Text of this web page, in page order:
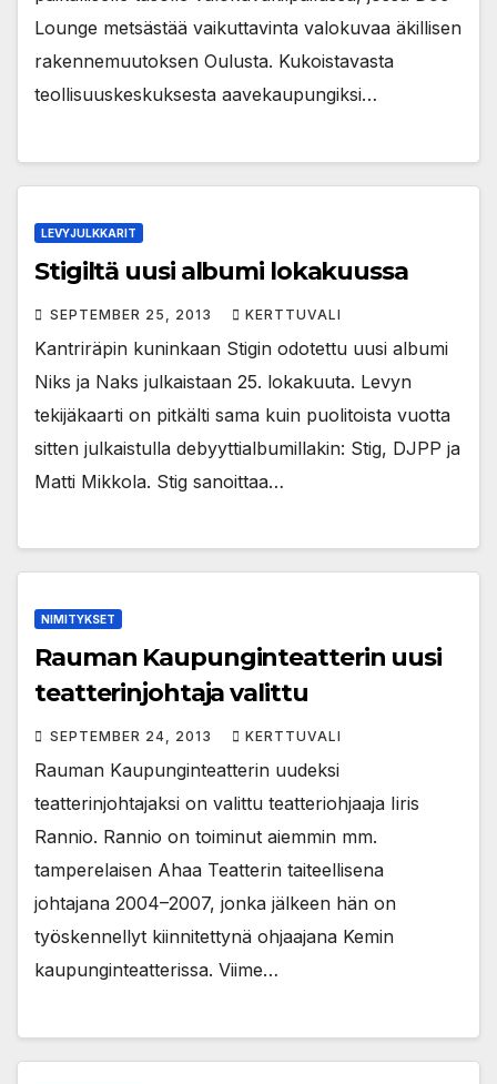
Lounge metsästää vaikuttavinta valokuvaa äkillisen
rakennemuutoksen Oulusta. Kukoistavasta
teollisuuskeskuksesta aavekaupungiksi…
LEVYJULKKARIT
Stigiltä uusi albumi lokakuussa
SEPTEMBER 25, 2013 KERTTUVALI
Kantriräpin kuninkaan Stigin odotettu uusi albumi
Niks ja Naks julkaistaan 25. lokakuuta. Levyn
tekijäkaarti on pitkälti sama kuin puolitoista vuotta
sitten julkaistulla debyyttialbumillakin: Stig, DJPP ja
Matti Mikkola. Stig sanoittaa…
NIMITYKSET
Rauman Kaupunginteatterin uusi
teatterinjohtaja valittu
SEPTEMBER 24, 2013 KERTTUVALI
Rauman Kaupunginteatterin uudeksi
teatterinjohtajaksi on valittu teatteriohjaaja Iiris
Rannio. Rannio on toiminut aiemmin mm.
tamperelaisen Ahaa Teatterin taiteellisena
johtajana 2004–2007, jonka jälkeen hän on
työskennellyt kiinnitettynä ohjaajana Kemin
kaupunginteatterissa. Viime…